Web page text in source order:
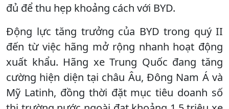
đủ để thu hẹp khoảng cách với BYD.
Động lực tăng trưởng của BYD trong quý II
đến từ việc hãng mở rộng nhanh hoạt động
xuất khẩu. Hãng xe Trung Quốc đang tăng
cường hiện diện tại châu Âu, Đông Nam Á và
Mỹ Latinh, đồng thời đặt mục tiêu doanh số